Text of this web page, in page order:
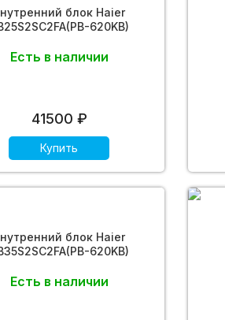
блок Haier
620KB)
Есть в наличии
41500 ₽
Купить
блок Haier
620KB)
Есть в наличии